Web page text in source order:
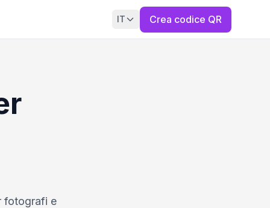
IT Crea codice QR
fotografi e